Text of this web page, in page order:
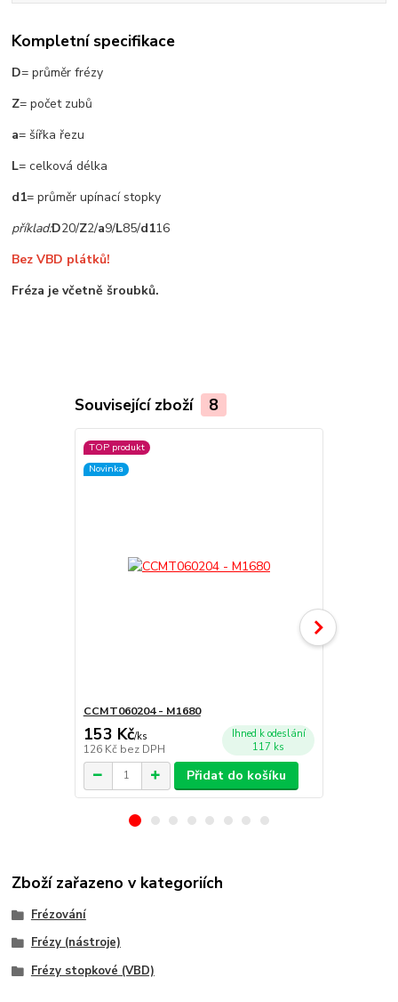
Kompletní specifikace
D= průměr frézy
Z= počet zubů
a= šířka řezu
L= celková délka
d1= průměr upínací stopky
příklad:D20/Z2/a9/L85/d116
Bez VBD plátků!
Fréza je včetně šroubků.
Související zboží 8
TOP produkt
Novinka
CCMT060204 - M1680
153 Kč/ks
126 Kč bez DPH
Ihned k odeslání
117 ks
Přidat do košíku
Zboží zařazeno v kategoriích
Frézování
Frézy (nástroje)
Frézy stopkové (VBD)